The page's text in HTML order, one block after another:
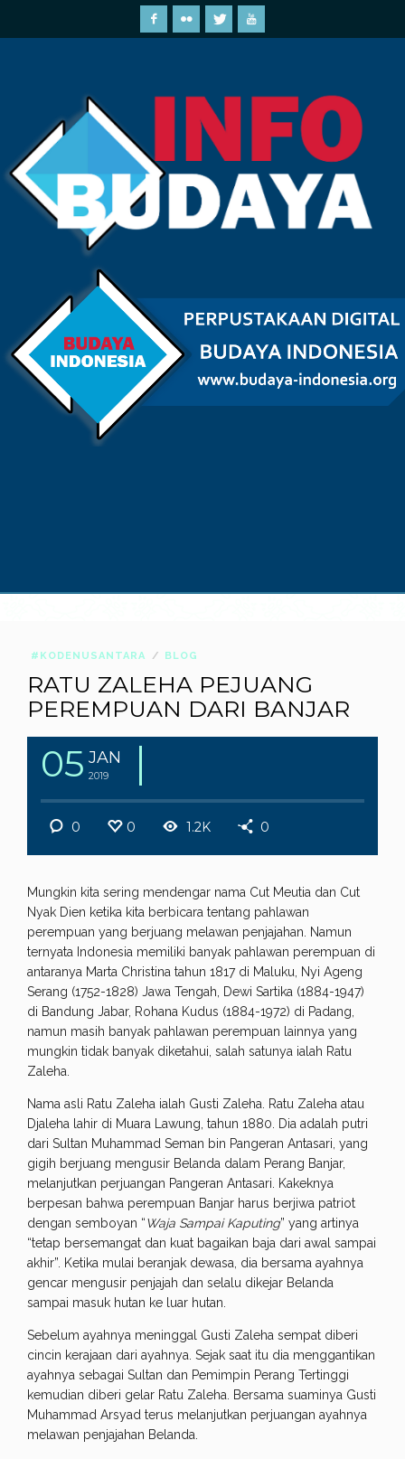
#KODENUSANTARA BLOG
RATU ZALEHA PEJUANG
PEREMPUAN DARI BANJAR
05 JAN
2019
0 0 1.2K 0
Mungkin kita sering mendengar nama Cut Meutia dan Cut
Nyak Dien ketika kita berbicara tentang pahlawan
perempuan yang berjuang melawan penjajahan. Namun
ternyata Indonesia memiliki banyak pahlawan perempuan di
antaranya Marta Christina tahun 1817 di Maluku, Nyi Ageng
Serang (1752-1828) Jawa Tengah, Dewi Sartika (1884-1947)
di Bandung Jabar, Rohana Kudus (1884-1972) di Padang,
namun masih banyak pahlawan perempuan lainnya yang
mungkin tidak banyak diketahui, salah satunya ialah Ratu
Zaleha.
Nama asli Ratu Zaleha ialah Gusti Zaleha. Ratu Zaleha atau
Djaleha lahir di Muara Lawung, tahun 1880. Dia adalah putri
dari Sultan Muhammad Seman bin Pangeran Antasari, yang
gigih berjuang mengusir Belanda dalam Perang Banjar,
melanjutkan perjuangan Pangeran Antasari. Kakeknya
berpesan bahwa perempuan Banjar harus berjiwa patriot
dengan semboyan “Waja Sampai Kaputing” yang artinya
“tetap bersemangat dan kuat bagaikan baja dari awal sampai
akhir”. Ketika mulai beranjak dewasa, dia bersama ayahnya
gencar mengusir penjajah dan selalu dikejar Belanda
sampai masuk hutan ke luar hutan.
Sebelum ayahnya meninggal Gusti Zaleha sempat diberi
cincin kerajaan dari ayahnya. Sejak saat itu dia menggantikan
ayahnya sebagai Sultan dan Pemimpin Perang Tertinggi
kemudian diberi gelar Ratu Zaleha. Bersama suaminya Gusti
Muhammad Arsyad terus melanjutkan perjuangan ayahnya
melawan penjajahan Belanda.